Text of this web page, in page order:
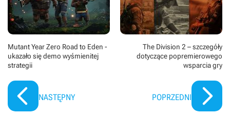
Mutant Year Zero Road to Eden -
ukazało się demo wyśmienitej
strategii
NASTĘPNY
The Division 2 – szczegóły
dotyczące popremierowego
wsparcia gry
POPRZEDNI